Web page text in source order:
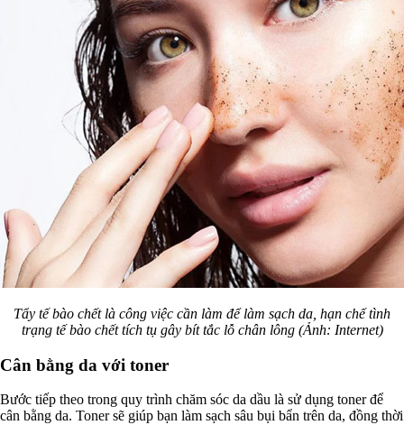
Tẩy tế bào chết là công việc cần làm để làm sạch da, hạn chế tình
trạng tế bào chết tích tụ gây bít tắc lỗ chân lông (Ảnh: Internet)
Cân bằng da với toner
Bước tiếp theo trong quy trình chăm sóc da dầu là sử dụng toner để
cân bằng da. Toner sẽ giúp bạn làm sạch sâu bụi bẩn trên da, đồng thời